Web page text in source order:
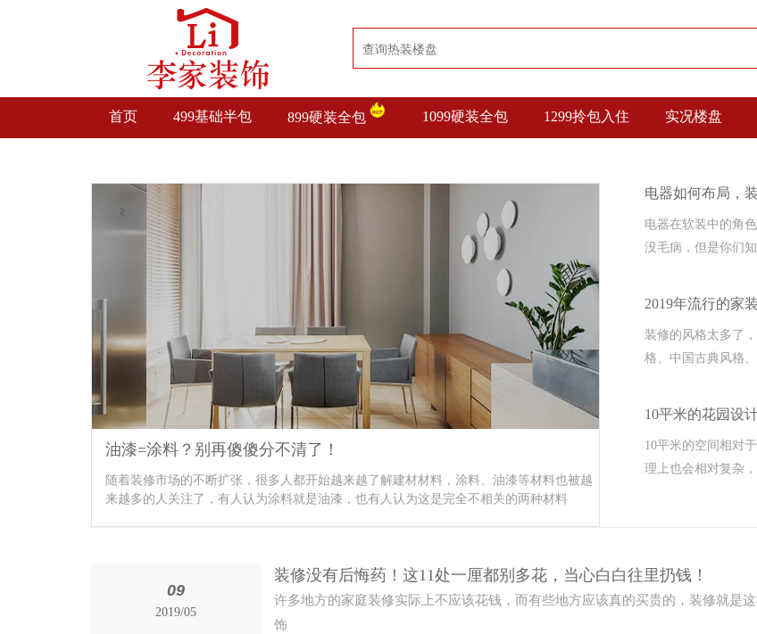
首页 499基础半包 899硬装全包 1099硬装全包 1299拎包入住 实况楼盘
油漆=涂料？别再傻傻分不清了！
随着装修市场的不断扩张，很多人都开始越来越了解建材材料，涂料、油漆等材料也被越
来越多的人关注了，有人认为涂料就是油漆，也有人认为这是完全不相关的两种材料
电器如何布局，
电器在软装中的角
没毛病，但是你们
2019年流行的家
装修的风格太多了
格、中国古典风格
10平米的花园设
10平米的空间相对
理上也会相对复杂
09
2019/05
装修没有后悔药！这11处一厘都别多花，当心白白往里扔钱！
许多地方的家庭装修实际上不应该花钱，而有些地方应该真的买贵的，装修就是
饰